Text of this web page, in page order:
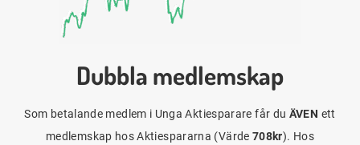
Dubbla medlemskap
Som betalande medlem i Unga Aktiesparare får du ÄVEN ett
medlemskap hos Aktiespararna (Värde 708kr). Hos